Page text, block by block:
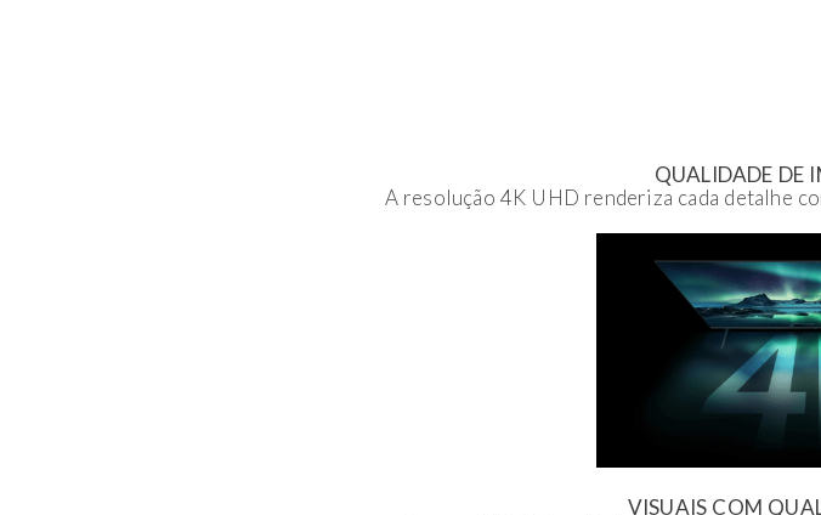
QUALIDADE DE
A resolução 4K UHD renderiza cada detalhe
VISUAIS COM